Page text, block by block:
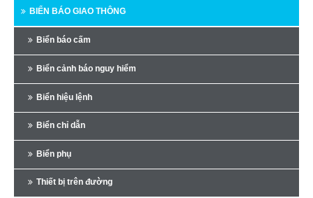
BIỂN BÁO GIAO THÔNG
Biển báo cấm
Biển cảnh báo nguy hiểm
Biển hiệu lệnh
Biển chỉ dẫn
Biển phụ
Thiết bị trên đường